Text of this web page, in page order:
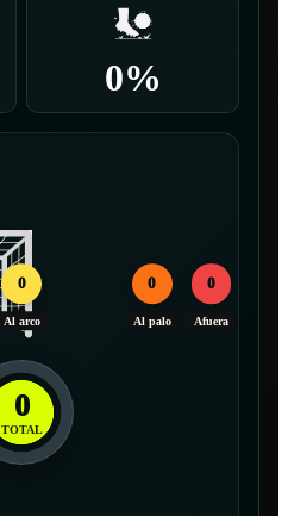
0%
0
Al arco
0
Al palo
0
Afuera
0
TOTAL